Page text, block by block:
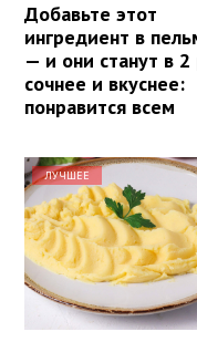
Добавьте этот
ингредиент в
— и они станут в 2
сочнее и вкуснее:
понравится всем
ЛУЧШЕЕ